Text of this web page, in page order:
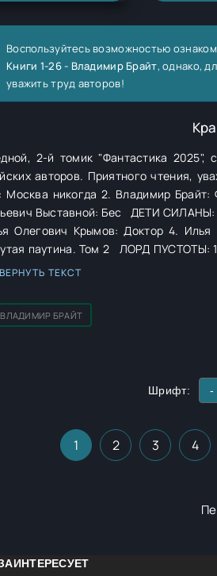
Воспользуйтесь возможностью
Книги 1-26 - Владимир Брайт, однако,
уважить труд авторов!
2-й томик "Фантастика 2025",
авторов. Приятного чтения, уважаемый читатель! Содержание:
Брайт: Фантомная боль 3. Владислав Валерьевич Выставной: Злой 4. Владислав
ДЕТИ СИЛАНЫ: 1. Илья Олегович Крымов: Паук из Башни 2. Илья Олегович Крымов: Маска
Доктор 4. Илья Олегович Крымов: Натянутая паутина. Том 1 5. Илья Олегович Крымов:
ПУСТОТЫ: 1. Дмитрий Дроздов: Возвращение Лорда 2. Дмитрий Дроздов: Возвышение
Александр
Не от мира сего-3 4. Александр Михайлович Бруссуев: Не от мира сего 4 О ЧЁМ МОЛЧАТ
Злобин: Я - Легион 4. Михаил Злобин:
ТЕКСТ
ВЛАДИМИР БРАЙТ
Шрифт: -
1 2 3 4